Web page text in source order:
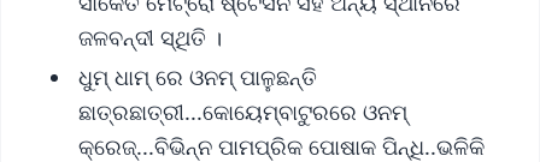
ଜଳବନ୍ଦୀ ସ୍ଥିତି ।
ଧୁମ୍ ଧାମ୍ ରେ ଓନମ୍ ପାଳୁଛନ୍ତି
ଛାତ୍ରଛାତ୍ରୀ...କୋୟେମ୍ବାଟୁରରେ ଓନମ୍
କ୍ରେଜ୍...ବିଭିନ୍ନ ପାମପ୍ରିକ ପୋଷାକ ପିନ୍ଧି..ଭଳିକି